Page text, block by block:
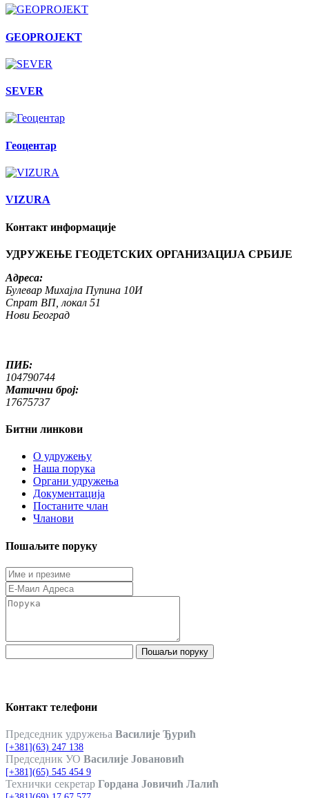
GEOPROJEKT
SEVER
Геоцентар
VIZURA
Контакт информације
УДРУЖЕЊЕ ГЕОДЕТСКИХ ОРГАНИЗАЦИЈА СРБИЈЕ
Адреса:
Булевар Михајла Пупина 10И
Спрат ВП, локал 51
Нови Београд
ПИБ:
104790744
Матични број:
17675737
Битни линкови
O удружењу
Наша порука
Органи удружења
Документација
Постаните члан
Чланови
Пошаљите поруку
Пошаљи поруку
Контакт телефони
Председник удружења Василије Ђурић
[+381](63) 247 138
Председник УО Василије Јовановић
[+381](65) 545 454 9
Технички секретар Гордана Јовичић Лалић